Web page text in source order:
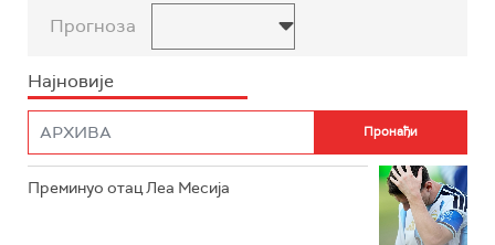
Прогноза
Најновије
Преминуо отац Леа Месија